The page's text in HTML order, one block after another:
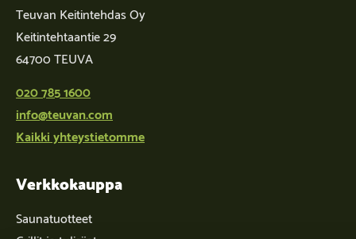
Teuvan Keitintehdas Oy
Keitintehtaantie 29
64700 TEUVA
020 785 1600
info@teuvan.com
Kaikki yhteystietomme
Verkkokauppa
Saunatuotteet